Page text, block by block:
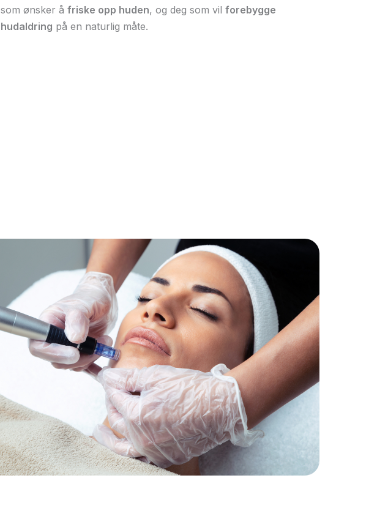
som ønsker åfriske opp huden, og deg som vilforebygge
hudaldring på en naturlig måte.